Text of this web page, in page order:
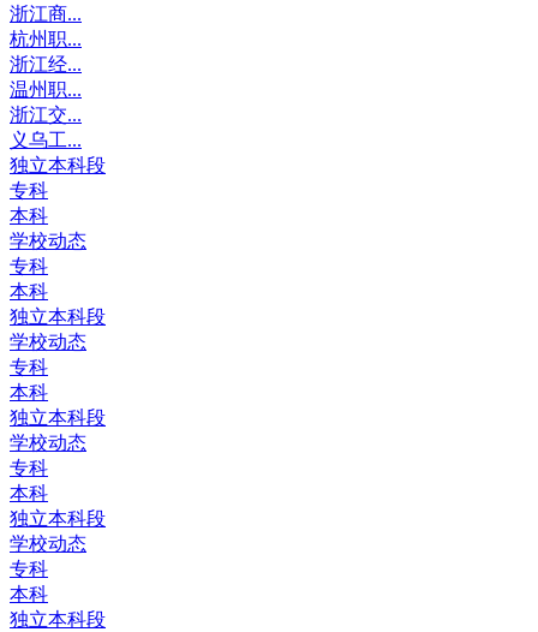
浙江商...
杭州职...
浙江经...
温州职...
浙江交...
义乌工...
独立本科段
专科
本科
学校动态
专科
本科
独立本科段
学校动态
专科
本科
独立本科段
学校动态
专科
本科
独立本科段
学校动态
专科
本科
独立本科段